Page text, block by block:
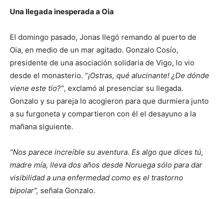
Una llegada inesperada a Oia
El domingo pasado, Jonas llegó remando al puerto de
Oia, en medio de un mar agitado. Gonzalo Cosío,
presidente de una asociación solidaria de Vigo, lo vio
desde el monasterio. “¡Ostras, qué alucinante! ¿De dónde
viene este tío?”, exclamó al presenciar su llegada.
Gonzalo y su pareja lo acogieron para que durmiera junto
a su furgoneta y compartieron con él el desayuno a la
mañana siguiente.
“Nos parece increíble su aventura. Es algo que dices tú,
madre mía, lleva dos años desde Noruega sólo para dar
visibilidad a una enfermedad como es el trastorno
bipolar”, señala Gonzalo.